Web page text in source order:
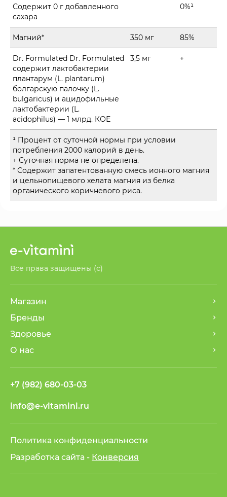
Содержит 0 г добавленного
сахара
0%¹
Магний* 350 мг 85%
Dr. Formulated Dr. Formulated
содержит лактобактерии
плантарум (L. plantarum)
болгарскую палочку (L.
bulgaricus) и ацидофильные
лактобактерии (L.
acidophilus) — 1 млрд. КОЕ
3,5 мг +
¹ Процент от суточной нормы при условии
потребления 2000 калорий в день.
+ Суточная норма не определена.
* Содержит запатентованную смесь ионного магния
и цельнопищевого хелата магния из белка
органического коричневого риса.
Все права защищены (с)
Магазин
Бренды
Здоровье
О нас
+7 (982) 680-03-03
info@e-vitamini.ru
Политика конфиденциальности
Разработка сайта - Конверсия